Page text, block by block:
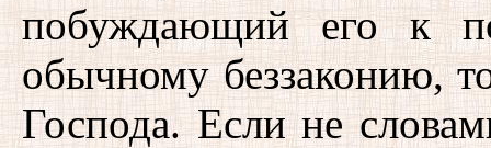
побуждающий его к
обычному беззаконию,
Господа. Если не